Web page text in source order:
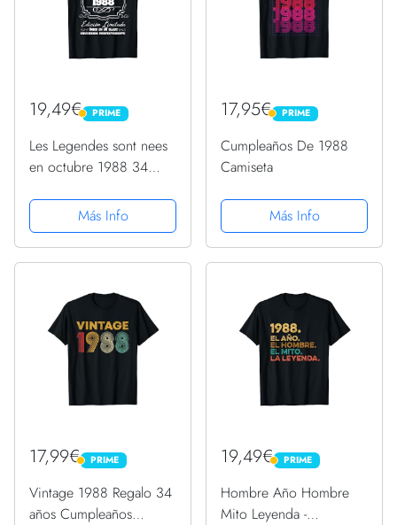
19,49€ PRIME
PRIME
Les Legendes sont nees
en octubre 1988 34
Más Info
17,95€ PRIME
PRIME
Cumpleaños De 1988
Camiseta
Más Info
17,99€ PRIME
PRIME
Vintage 1988 Regalo 34
años Cumpleaños
19,49€ PRIME
PRIME
Hombre Año Hombre
Mito Leyenda -